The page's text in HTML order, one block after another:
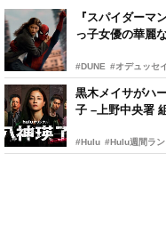
『スパイダーマ
っ子女優の華麗
#DUNE #オデュッセ
黒木メイサがハ
子 –上野中央署
#Hulu #Hulu週間ラ